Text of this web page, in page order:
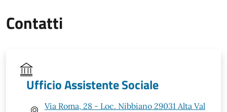
Contatti
Ufficio Assistente Sociale
Via Roma, 28 - Loc. Nibbiano 29031 Alta Val